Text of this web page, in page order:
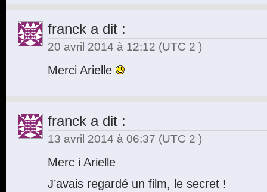
franck a dit :
20 avril 2014 à 12:12 (UTC 2 )
Merci Arielle
franck a dit :
13 avril 2014 à 06:37 (UTC 2 )
Merc i Arielle
J’avais regardé un film, le secret !